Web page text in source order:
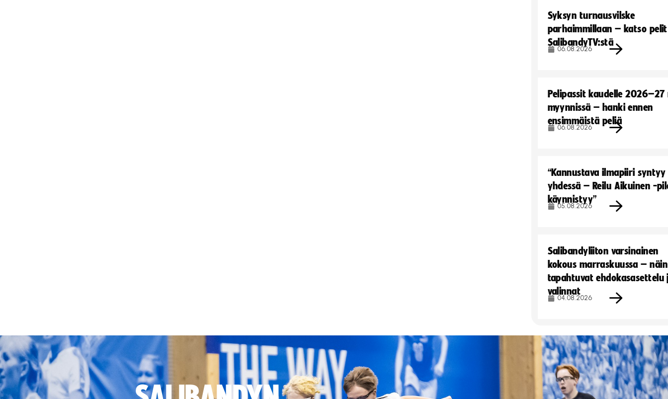
Syksyn turnausvilske
parhaimmillaan – katso pelit
SalibandyTV:stä
06.08.2026
Pelipassit kaudelle
myynnissä – hanki ennen
ensimmäistä peliä
06.08.2026
“Kannustava ilmapiiri syntyy
yhdessä – Reilu Aikuinen -
käynnistyy”
05.08.2026
Salibandyliiton varsinainen
kokous marraskuussa – näin
tapahtuvat ehdokasasettelu
valinnat
04.08.2026